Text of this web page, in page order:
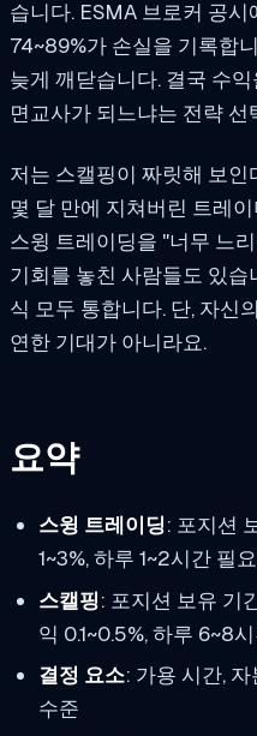
습니다. ESMA 브로커 공
74~89%가 손실을 기록합
늦게 깨닫습니다. 결국 수
면교사가 되느냐는 전략
저는 스캘핑이 짜릿해 보
몇 달 만에 지쳐버린 트레
스윙 트레이딩을 "너무 느
기회를 놓친 사람들도 있
식 모두 통합니다. 단, 자신
연한 기대가 아니라요.
요약
스윙 트레이딩: 포지션
1~3%, 하루 1~2시간 필
스캘핑: 포지션 보유 기
익 0.1~0.5%, 하루 6~8
결정 요소: 가용 시간,
수준